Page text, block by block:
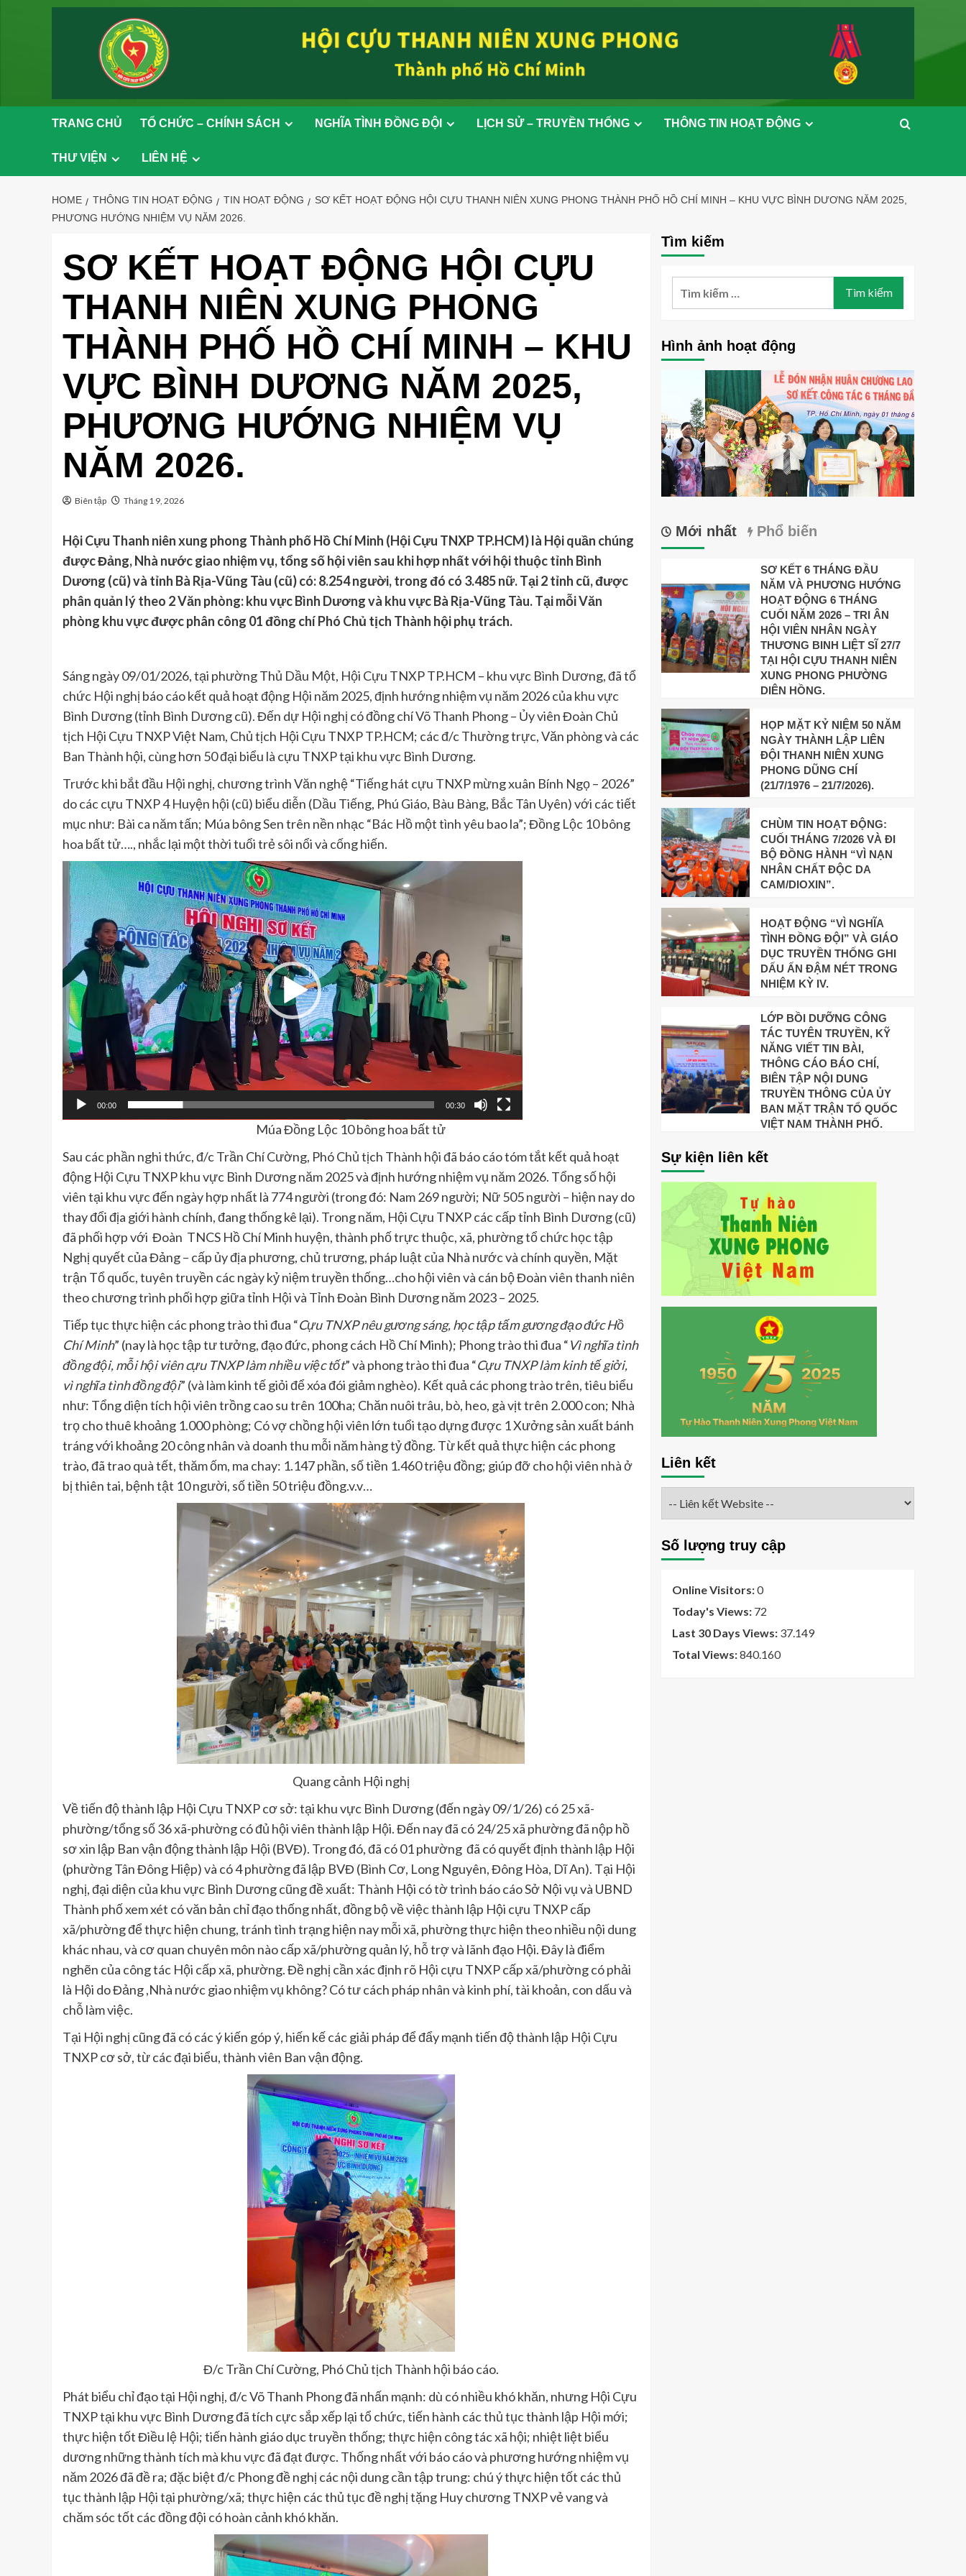
TRANG CHỦ TỔ CHỨC – CHÍNH SÁCH NGHĨA TÌNH ĐỒNG ĐỘI LỊCH SỬ – TRUYỀN THỐNG THÔNG TIN HOẠT ĐỘNG
THƯ VIỆN LIÊN HỆ
HOME THÔNG TIN HOẠT ĐỘNG TIN HOẠT ĐỘNG
SƠ KẾT HOẠT ĐỘNG HỘI CỰU THANH NIÊN XUNG PHONG THÀNH PHỐ HỒ CHÍ MINH – KHU VỰC BÌNH DƯƠNG NĂM 2025,
PHƯƠNG HƯỚNG NHIỆM VỤ NĂM 2026.
SƠ KẾT HOẠT ĐỘNG HỘI CỰU
THANH NIÊN XUNG PHONG
THÀNH PHỐ HỒ CHÍ MINH – KHU
VỰC BÌNH DƯƠNG NĂM 2025,
PHƯƠNG HƯỚNG NHIỆM VỤ
NĂM 2026.
Biên tập Tháng 1 9, 2026
Hội Cựu Thanh niên xung phong Thành phố Hồ Chí Minh (Hội Cựu TNXP TP.HCM) là Hội quần chúng
được Đảng, Nhà nước giao nhiệm vụ, tổng số hội viên sau khi hợp nhất với hội thuộc tỉnh Bình
Dương (cũ) và tỉnh Bà Rịa-Vũng Tàu (cũ)có: 8.254 người, trong đó có 3.485 nữ. Tại 2 tỉnh cũ, được
phân quản lý theo 2 Văn phòng: khu vực Bình Dương và khu vực Bà Rịa-Vũng Tàu. Tại mỗi Văn
phòng khu vực được phân công 01 đồng chí Phó Chủ tịch Thành hội phụ trách.
Sáng ngày 09/01/2026, tại phường Thủ Dầu Một, Hội Cựu TNXP TP.HCM – khu vực Bình Dương, đã tổ
chức Hội nghị báo cáo kết quả hoạt động Hội năm 2025, định hướng nhiệm vụ năm 2026 của khu vực
Bình Dương (tỉnh Bình Dương cũ). Đến dự Hội nghị có đồng chí Võ Thanh Phong – Ủy viên Đoàn Chủ
tịch Hội Cựu TNXP Việt Nam, Chủ tịch Hội Cựu TNXP TP.HCM; các đ/c Thường trực, Văn phòng và các
Ban Thành hội, cùng hơn 50 đại biểu là cựu TNXP tại khu vực Bình Dương.
Trước khi bắt đầu Hội nghị, chương trình Văn nghệ “Tiếng hát cựu TNXP mừng xuân Bính Ngọ – 2026”
do các cựu TNXP 4 Huyện hội (cũ) biểu diễn (Dầu Tiếng, Phú Giáo, Bàu Bàng, Bắc Tân Uyên) với các tiết
mục như: Bài ca năm tấn; Múa bông Sen trên nền nhạc “Bác Hồ một tình yêu bao la”; Đồng Lộc 10 bông
hoa bất tử…., nhắc lại một thời tuổi trẻ sôi nổi và cống hiến.
Trình
chơi
Video
00:00 00:30
Múa Đồng Lộc 10 bông hoa bất tử
Sau các phần nghi thức, đ/c Trần Chí Cường, Phó Chủ tịch Thành hội đã báo cáo tóm tắt kết quả hoạt
động Hội Cựu TNXP khu vực Bình Dương năm 2025 và định hướng nhiệm vụ năm 2026. Tổng số hội
viên tại khu vực đến ngày hợp nhất là 774 người (trong đó: Nam 269 người; Nữ 505 người – hiện nay do
thay đổi địa giới hành chính, đang thống kê lại). Trong năm, Hội Cựu TNXP các cấp tỉnh Bình Dương (cũ)
đã phối hợp với Đoàn TNCS Hồ Chí Minh huyện, thành phố trực thuộc, xã, phường tổ chức học tập
Nghị quyết của Đảng – cấp ủy địa phương, chủ trương, pháp luật của Nhà nước và chính quyền, Mặt
trận Tổ quốc, tuyên truyền các ngày kỷ niệm truyền thống…cho hội viên và cán bộ Đoàn viên thanh niên
theo chương trình phối hợp giữa tỉnh Hội và Tỉnh Đoàn Bình Dương năm 2023 – 2025.
Tiếp tục thực hiện các phong trào thi đua “Cựu TNXP nêu gương sáng, học tập tấm gương đạo đức Hồ
Chí Minh” (nay là học tập tư tưởng, đạo đức, phong cách Hồ Chí Minh); Phong trào thi đua “Vì nghĩa tình
đồng đội, mỗi hội viêncựu TNXP làm nhiều việc tốt” và phong trào thi đua “Cựu TNXP làm kinh tế giởi,
vì nghĩa tình đồng đội” (và làm kinh tế giỏi để xóa đói giảm nghèo). Kết quả các phong trào trên, tiêu biểu
như: Tổng diện tích hội viên trồng cao su trên 100ha; Chăn nuôi trâu, bò, heo, gà vịt trên 2.000 con; Nhà
trọ cho thuê khoảng 1.000 phòng; Có vợ chồng hội viên lớn tuổi tạo dựng được 1 Xưởng sản xuất bánh
tráng với khoảng 20 công nhân và doanh thu mỗi năm hàng tỷ đồng. Từ kết quả thực hiện các phong
trào, đã trao quà tết, thăm ốm, ma chay: 1.147 phần, số tiền 1.460 triệu đồng; giúp đỡ cho hội viên nhà ở
bị thiên tai, bệnh tật 10 người, số tiền 50 triệu đồng.v.v…
Quang cảnh Hội nghị
Về tiến độ thành lập Hội Cựu TNXP cơ sở: tại khu vực Bình Dương (đến ngày 09/1/26) có 25 xã-
phường/tổng số 36 xã-phường có đủ hội viên thành lập Hội. Đến nay đã có 24/25 xã phường đã nộp hồ
sơ xin lập Ban vận động thành lập Hội (BVĐ). Trong đó, đã có 01 phường đã có quyết định thành lập Hội
(phường Tân Đông Hiệp) và có 4 phường đã lập BVĐ (Bình Cơ, Long Nguyên, Đông Hòa, Dĩ An). Tại Hội
nghị, đại diện của khu vực Bình Dương cũng đề xuất: Thành Hội có tờ trình báo cáo Sở Nội vụ và UBND
Thành phố xem xét có văn bản chỉ đạo thống nhất, đồng bộ về việc thành lập Hội cựu TNXP cấp
xã/phường để thực hiện chung, tránh tình trạng hiện nay mỗi xã, phường thực hiện theo nhiều nội dung
khác nhau, và cơ quan chuyên môn nào cấp xã/phường quản lý, hỗ trợ và lãnh đạo Hội. Đây là điểm
nghẽn của công tác Hội cấp xã, phường. Đề nghị cần xác định rõ Hội cựu TNXP cấp xã/phường có phải
là Hội do Đảng ,Nhà nước giao nhiệm vụ không? Có tư cách pháp nhân và kinh phí, tài khoản, con dấu và
chỗ làm việc.
Tại Hội nghị cũng đã có các ý kiến góp ý, hiến kế các giải pháp để đẩy mạnh tiến độ thành lập Hội Cựu
TNXP cơ sở, từ các đại biểu, thành viên Ban vận động.
Đ/c Trần Chí Cường, Phó Chủ tịch Thành hội báo cáo.
Phát biểu chỉ đạo tại Hội nghị, đ/c Võ Thanh Phong đã nhấn mạnh: dù có nhiều khó khăn, nhưng Hội Cựu
TNXP tại khu vực Bình Dương đã tích cực sắp xếp lại tổ chức, tiến hành các thủ tục thành lập Hội mới;
thực hiện tốt Điều lệ Hội; tiến hành giáo dục truyền thống; thực hiện công tác xã hội; nhiệt liệt biểu
dương những thành tích mà khu vực đã đạt được. Thống nhất với báo cáo và phương hướng nhiệm vụ
năm 2026 đã đề ra; đặc biệt đ/c Phong đề nghị các nội dung cần tập trung: chú ý thực hiện tốt các thủ
tục thành lập Hội tại phường/xã; thực hiện các thủ tục đề nghị tặng Huy chương TNXP vẻ vang và
chăm sóc tốt các đồng đội có hoàn cảnh khó khăn.
Tìm kiếm
Hình ảnh hoạt động
Mới nhất Phổ biến
SƠ KẾT 6 THÁNG ĐẦU
NĂM VÀ PHƯƠNG HƯỚNG
HOẠT ĐỘNG 6 THÁNG
CUỐI NĂM 2026 – TRI ÂN
HỘI VIÊN NHÂN NGÀY
THƯƠNG BINH LIỆT SĨ 27/7
TẠI HỘI CỰU THANH NIÊN
XUNG PHONG PHƯỜNG
DIÊN HỒNG.
HỌP MẶT KỶ NIỆM 50 NĂM
NGÀY THÀNH LẬP LIÊN
ĐỘI THANH NIÊN XUNG
PHONG DŨNG CHÍ
(21/7/1976 – 21/7/2026).
CHÙM TIN HOẠT ĐỘNG:
CUỐI THÁNG 7/2026 VÀ ĐI
BỘ ĐỒNG HÀNH “VÌ NẠN
NHÂN CHẤT ĐỘC DA
CAM/DIOXIN”.
HOẠT ĐỘNG “VÌ NGHĨA
TÌNH ĐỒNG ĐỘI” VÀ GIÁO
DỤC TRUYỀN THỐNG GHI
DẤU ẤN ĐẬM NÉT TRONG
NHIỆM KỲ IV.
LỚP BỒI DƯỠNG CÔNG
TÁC TUYÊN TRUYỀN, KỸ
NĂNG VIẾT TIN BÀI,
THÔNG CÁO BÁO CHÍ,
BIÊN TẬP NỘI DUNG
TRUYỀN THÔNG CỦA ỦY
BAN MẶT TRẬN TỔ QUỐC
VIỆT NAM THÀNH PHỐ.
Sự kiện liên kết
Liên kết
Số lượng truy cập
Online Visitors:0
Today's Views: 72
Last 30 Days Views: 37.149
Total Views:840.160